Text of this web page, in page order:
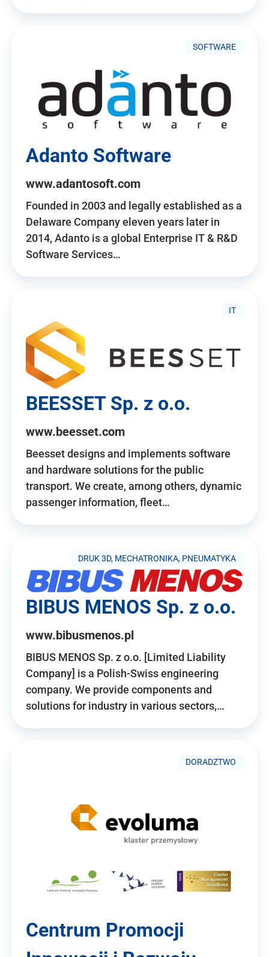
SOFTWARE
Adanto Software
www.adantosoft.com
Founded in 2003 and legally established as a
Delaware Company eleven years later in
2014, Adanto is a global Enterprise IT & R&D
Software Services…
IT
BEESSET Sp. z o.o.
www.beesset.com
Beesset designs and implements software
and hardware solutions for the public
transport. We create, among others, dynamic
passenger information, fleet…
DRUK 3D, MECHATRONIKA, PNEUMATYKA
BIBUS MENOS Sp. z o.o.
www.bibusmenos.pl
BIBUS MENOS Sp. z o.o. [Limited Liability
Company] is a Polish-Swiss engineering
company. We provide components and
solutions for industry in various sectors,…
DORADZTWO
Centrum Promocji